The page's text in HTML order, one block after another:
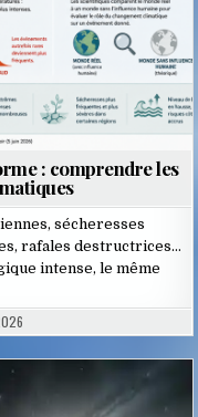
: comprendre les
sécheresses
rafales destructrices…
intense, le même